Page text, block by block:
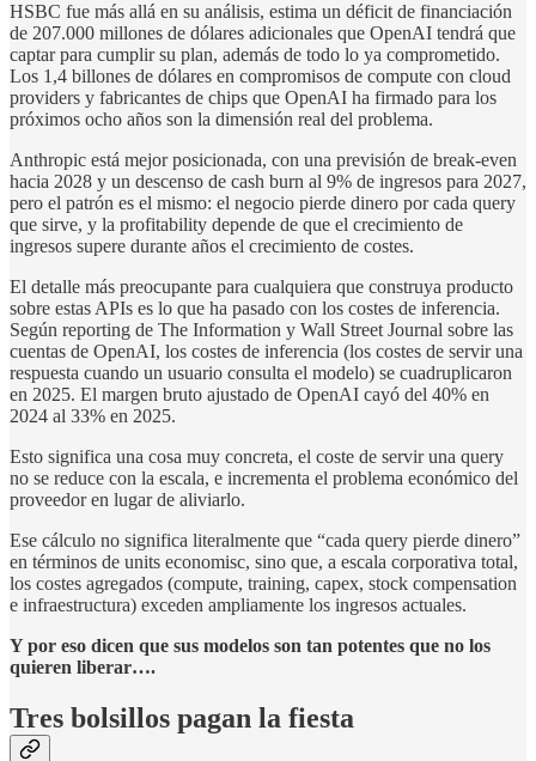
HSBC fue más allá en su análisis, estima un déficit de financiación
de 207.000 millones de dólares adicionales que OpenAI tendrá que
captar para cumplir su plan, además de todo lo ya comprometido.
Los 1,4 billones de dólares en compromisos de compute con cloud
providers y fabricantes de chips que OpenAI ha firmado para los
próximos ocho años son la dimensión real del problema.
Anthropic está mejor posicionada, con una previsión de break-even
hacia 2028 y un descenso de cash burn al 9% de ingresos para 2027,
pero el patrón es el mismo: el negocio pierde dinero por cada query
que sirve, y la profitability depende de que el crecimiento de
ingresos supere durante años el crecimiento de costes.
El detalle más preocupante para cualquiera que construya producto
sobre estas APIs es lo que ha pasado con los costes de inferencia.
Según reporting de The Information y Wall Street Journal sobre las
cuentas de OpenAI, los costes de inferencia (los costes de servir una
respuesta cuando un usuario consulta el modelo) se cuadruplicaron
en 2025. El margen bruto ajustado de OpenAI cayó del 40% en
2024 al 33% en 2025.
Esto significa una cosa muy concreta, el coste de servir una query
no se reduce con la escala, e incrementa el problema económico del
proveedor en lugar de aliviarlo.
Ese cálculo no significa literalmente que “cada query pierde dinero”
en términos de units economisc, sino que, a escala corporativa total,
los costes agregados (compute, training, capex, stock compensation
e infraestructura) exceden ampliamente los ingresos actuales.
Y por eso dicen que sus modelos son tan potentes que no los
quieren liberar….
Tres bolsillos pagan la fiesta